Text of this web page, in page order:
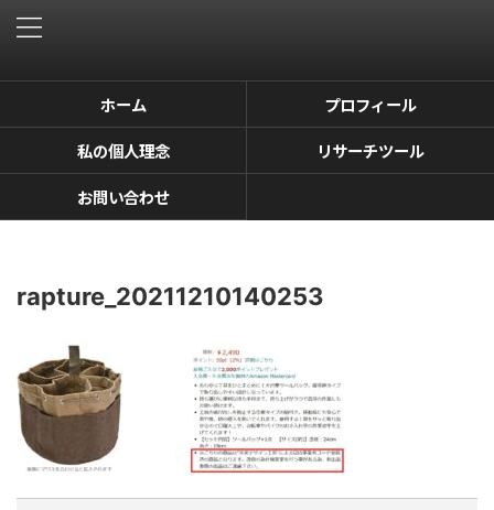
ホーム
プロフィール
私の個人理念
リサーチツール
お問い合わせ
rapture_20211210140253